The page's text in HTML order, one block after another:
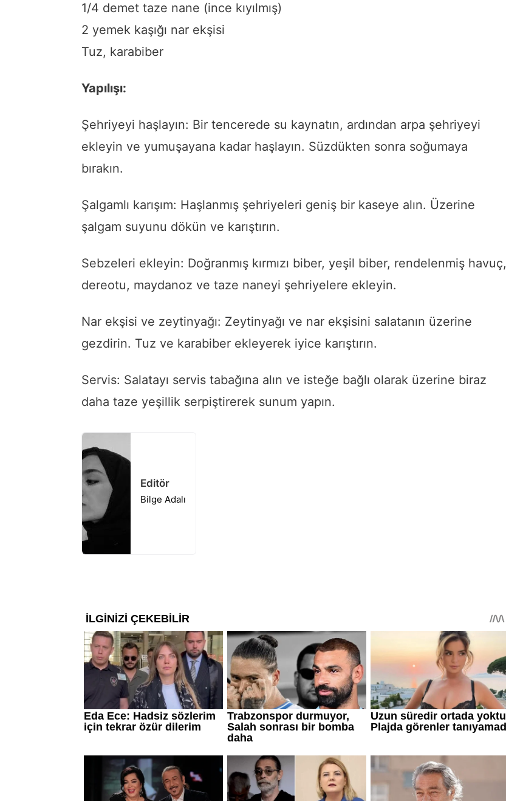
1/4 demet taze nane (ince kıyılmış)
2 yemek kaşığı nar ekşisi
Tuz, karabiber
Yapılışı:
Şehriyeyi haşlayın: Bir tencerede su kaynatın, ardından arpa şehriyeyi
ekleyin ve yumuşayana kadar haşlayın. Süzdükten sonra soğumaya
bırakın.
Şalgamlı karışım: Haşlanmış şehriyeleri geniş bir kaseye alın. Üzerine
şalgam suyunu dökün ve karıştırın.
Sebzeleri ekleyin: Doğranmış kırmızı biber, yeşil biber, rendelenmiş havuç,
dereotu, maydanoz ve taze naneyi şehriyelere ekleyin.
Nar ekşisi ve zeytinyağı: Zeytinyağı ve nar ekşisini salatanın üzerine
gezdirin. Tuz ve karabiber ekleyerek iyice karıştırın.
Servis: Salatayı servis tabağına alın ve isteğe bağlı olarak üzerine biraz
daha taze yeşillik serpiştirerek sunum yapın.
Editör
Bilge Adalı